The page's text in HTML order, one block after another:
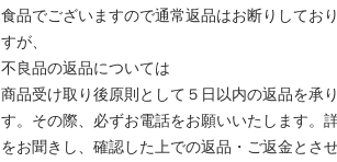
食品でございますので通常返品はお断りしてお
すが、
不良品の返品については
商品受け取り後原則として５日以内の返品を承
す。その際、必ずお電話をお願いいたします。
をお聞きし、確認した上での返品・ご返金とさ